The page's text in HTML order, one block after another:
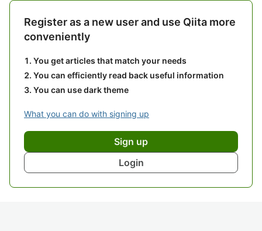
Register as a new user and use Qiita more
conveniently
You get articles that match your needs
You can efficiently read back useful information
You can use dark theme
What you can do with signing up
Sign up
Login